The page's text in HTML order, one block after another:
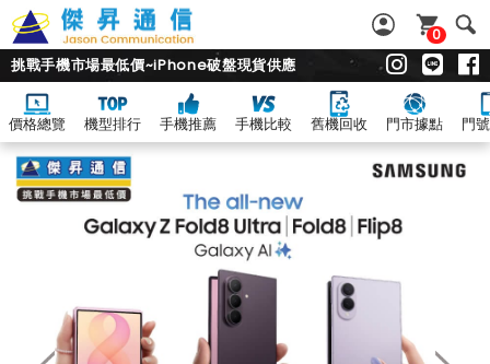
0
挑戰手機市場最低價~iPhone破盤現貨供應
價格總覽 機型排行 手機推薦 手機比較 舊機回收 門市據點 門